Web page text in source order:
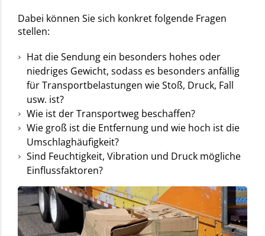
Dabei können Sie sich konkret folgende Fragen
stellen:
Hat die Sendung ein besonders hohes oder
niedriges Gewicht, sodass es besonders anfällig
für Transportbelastungen wie Stoß, Druck, Fall
usw. ist?
Wie ist der Transportweg beschaffen?
Wie groß ist die Entfernung und wie hoch ist die
Umschlaghäufigkeit?
Sind Feuchtigkeit, Vibration und Druck mögliche
Einflussfaktoren?